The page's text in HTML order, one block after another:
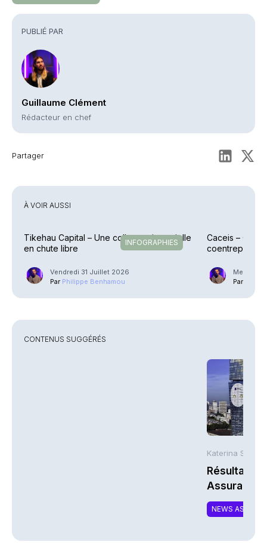
PUBLIÉ PAR
Guillaume Clément
Rédacteur en chef
Partager
À VOIR AUSSI
INFOGRAPHIES
Tikehau Capital – Une collecte trimestrielle
en chute libre
Vendredi 31 Juillet 2026
Par Philippe Benhamou
Caceis –
coentreprise
Mercredi
Par
CONTENUS SUGGÉRÉS
Katerina
Résultats
NEWS